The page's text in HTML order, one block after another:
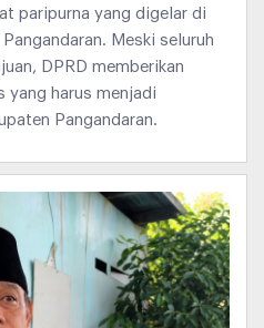
paripurna yang digelar di
Meski seluruh
DPRD memberikan
harus menjadi
Pangandaran.